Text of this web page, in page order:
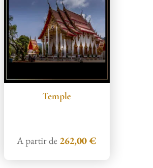
Temple
A partir de 262,00€